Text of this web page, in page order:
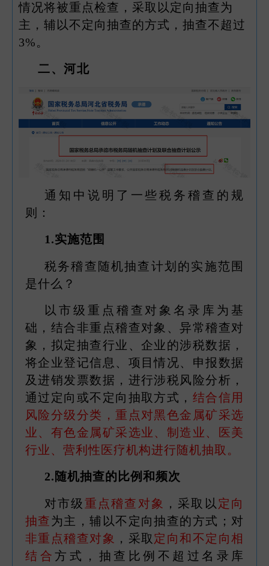
情况将被重点检查，采取以定向抽查为
主，辅以不定向抽查的方式，抽查不超过
3%。
二、河北
通知中说明了一些税务稽查的规
则：
1.实施范围
税务稽查随机抽查计划的实施范围
是什么？
以市级重点稽查对象名录库为基
础，结合非重点稽查对象、异常稽查对
象，拟定抽查行业、企业的涉税数据，
将企业登记信息、项目情况、申报数据
及进销发票数据，进行涉税风险分析，
通过定向或不定向抽取方式， 结合信用
风险分级分类，重点对黑色金属矿采选
业、有色金属矿采选业、制造业、医美
行业、营利性医疗机构进行随机抽取。
2.随机抽查的比例和频次
对市级重点稽查对象 ，采取以 定向
抽查 为主，辅以不定向抽查的方式；对
非重点稽查对象 ，采取 定向和不定向相
结合 方式，抽查比例不超过名录库